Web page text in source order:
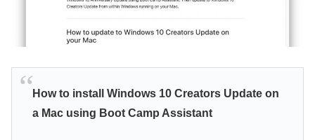
How to install Windows 10 Creators Update on
a Mac using Boot Camp Assistant